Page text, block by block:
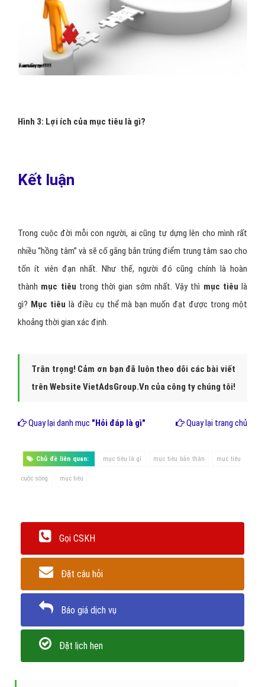
Hình 3: Lợi ích của mục tiêu là gì?
Kết luận
Trong cuộc đời mỗi con người, ai cũng tự dựng lên cho mình rất
nhiều “hồng tâm” và sẽ cố gắng bắn trúng điểm trung tâm sao cho
tốn ít viên đạn nhất. Như thế, người đó cũng chính là hoàn
thành mục tiêu trong thời gian sớm nhất. Vậy thì mục tiêu là
gì? Mục tiêu là điều cụ thể mà bạn muốn đạt được trong một
khoảng thời gian xác định.
Trân trọng! Cảm ơn bạn đã luôn theo dõi các bài viết
trên Website VietAdsGroup.Vn của công ty chúng tôi!
Quay lại danh mục "Hỏi đáp là gì" Quay lại trang chủ
Chủ đề liên quan: mục tiêu là gì mục tiêu bản thân mục tiêu
cuộc sống mục tiêu
Gọi CSKH
Đặt câu hỏi
Báo giá dịch vụ
Đặt lịch hẹn